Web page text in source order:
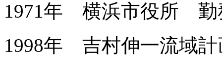
1971年 横浜市役所 勤
1998年 吉村伸一流域計